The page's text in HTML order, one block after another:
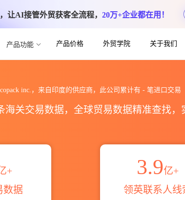
，让AI接管外贸获客全流程， 20万+企业都在用！
产品功能 产品价格 外贸学院 关于我们
inc.，来自印度的供应商，此公司累计有 - 笔进口交易
海关交易数据，全球贸易数据精准查找
+
数据
3.9亿+
领英联系人线